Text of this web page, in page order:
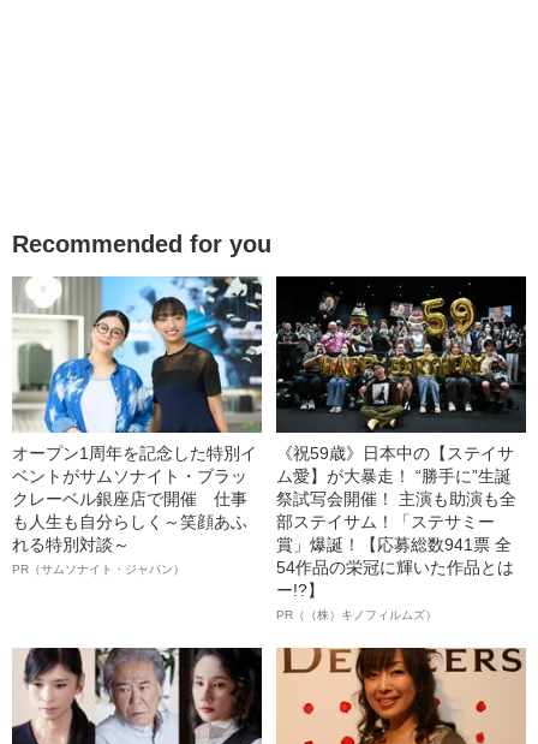
Recommended for you
オープン1周年を記念した特別イ
ベントがサムソナイト・ブラッ
クレーベル銀座店で開催 仕事
も人生も自分らしく～笑顔あふ
れる特別対談～
PR（サムソナイト・ジャパン）
《祝59歳》日本中の【ステイサ
ム愛】が大暴走！ “勝手に”生誕
祭試写会開催！ 主演も助演も全
部ステイサム！「ステサミー
賞」爆誕！【応募総数941票 全
54作品の栄冠に輝いた作品とは
ー!?】
PR（（株）キノフィルムズ）